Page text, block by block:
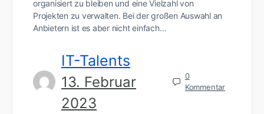
organisiert zu bleiben und eine Vielzahl von
Projekten zu verwalten. Bei der großen Auswahl an
Anbietern ist es aber nicht einfach…
IT-Talents
13. Februar
2023
0
Kommentar